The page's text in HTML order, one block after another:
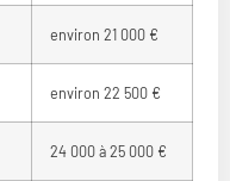
environ 21 000 €
environ 22 500 €
24 000 à 25 000 €